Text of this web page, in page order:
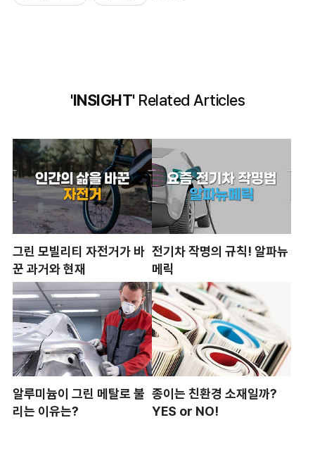
'INSIGHT'Related Articles
그린 모빌리티 자전거가 바
꾼 과거와 현재
전기차 작명의 규칙! 알파뉴
메릭
알루미늄이 그린 메탈로 불
리는 이유는?
종이는 친환경 소재일까?
YES or NO!